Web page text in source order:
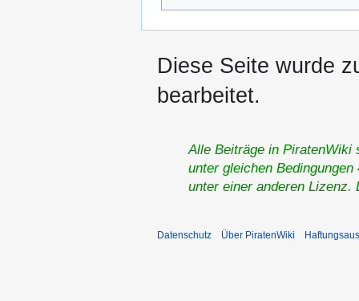
Diese Seite wurde
bearbeitet.
Alle Beiträge in PiratenWiki
unter gleichen
unter einer anderen
Datenschutz Über PiratenWiki